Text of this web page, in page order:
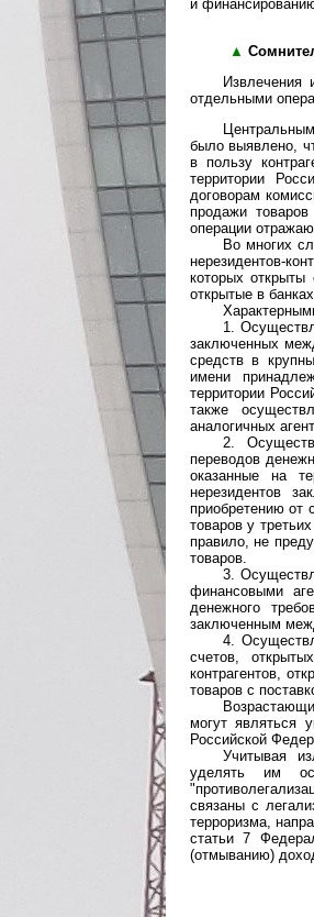
и
▲
отдельными
было выявлено,
в пользу
территории
договорам
продажи
операции
Во многих
нерезидентов-
которых открыты
открытые в
1.
заключенных
средств в
имени
территории
также
аналогичных
2.
переводов
оказанные на
нерезидентов
приобретению от
товаров у
правило, не
товаров.
3.
финансовыми
денежного
заключенным
4.
счетов,
контрагентов,
товаров с
могут являться
Российской
Учитывая
уделять им
связаны с
терроризма,
статьи 7
(отмыванию)